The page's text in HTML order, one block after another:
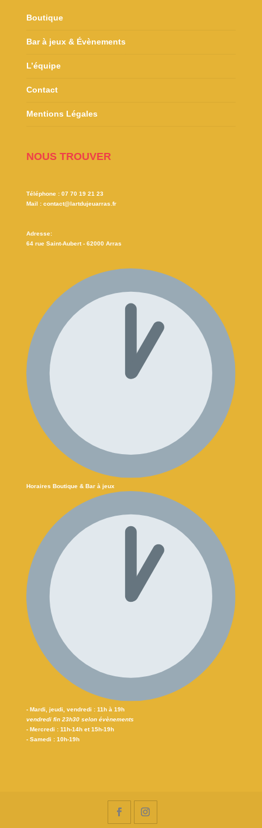
Boutique
Bar à jeux & Évènements
L’équipe
Contact
Mentions Légales
NOUS TROUVER
Téléphone :07 70 19 21 23
Mail :contact@lartdujeuarras.fr
Adresse:
64 rue Saint-Aubert - 62000 Arras
Horaires Boutique & Bar à jeux
- Mardi, jeudi, vendredi : 11h à 19h
vendredi fin 23h30 selon évènements
- Mercredi : 11h-14h et 15h-19h
- Samedi : 10h-19h